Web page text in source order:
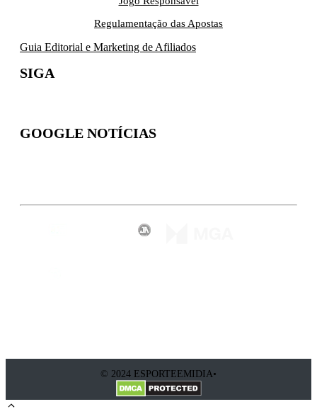
Regulamentação das Apostas
Guia Editorial e Marketing de Afiliados
SIGA
GOOGLE NOTÍCIAS
© 2024 ESPORTEEMIDIA•